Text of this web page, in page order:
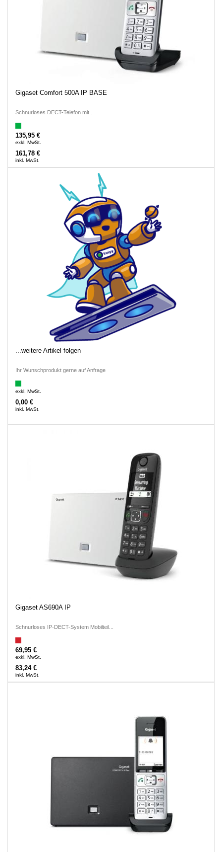
Gigaset Comfort 500A IP BASE
Schnurloses DECT-Telefon mit...
135,95 €
exkl. MwSt.
161,78 €
inkl. MwSt.
...weitere Artikel folgen
Ihr Wunschprodukt gerne auf Anfrage
exkl. MwSt.
0,00 €
inkl. MwSt.
Gigaset AS690A IP
Schnurloses IP-DECT-System Mobilteil...
69,95 €
exkl. MwSt.
83,24 €
inkl. MwSt.